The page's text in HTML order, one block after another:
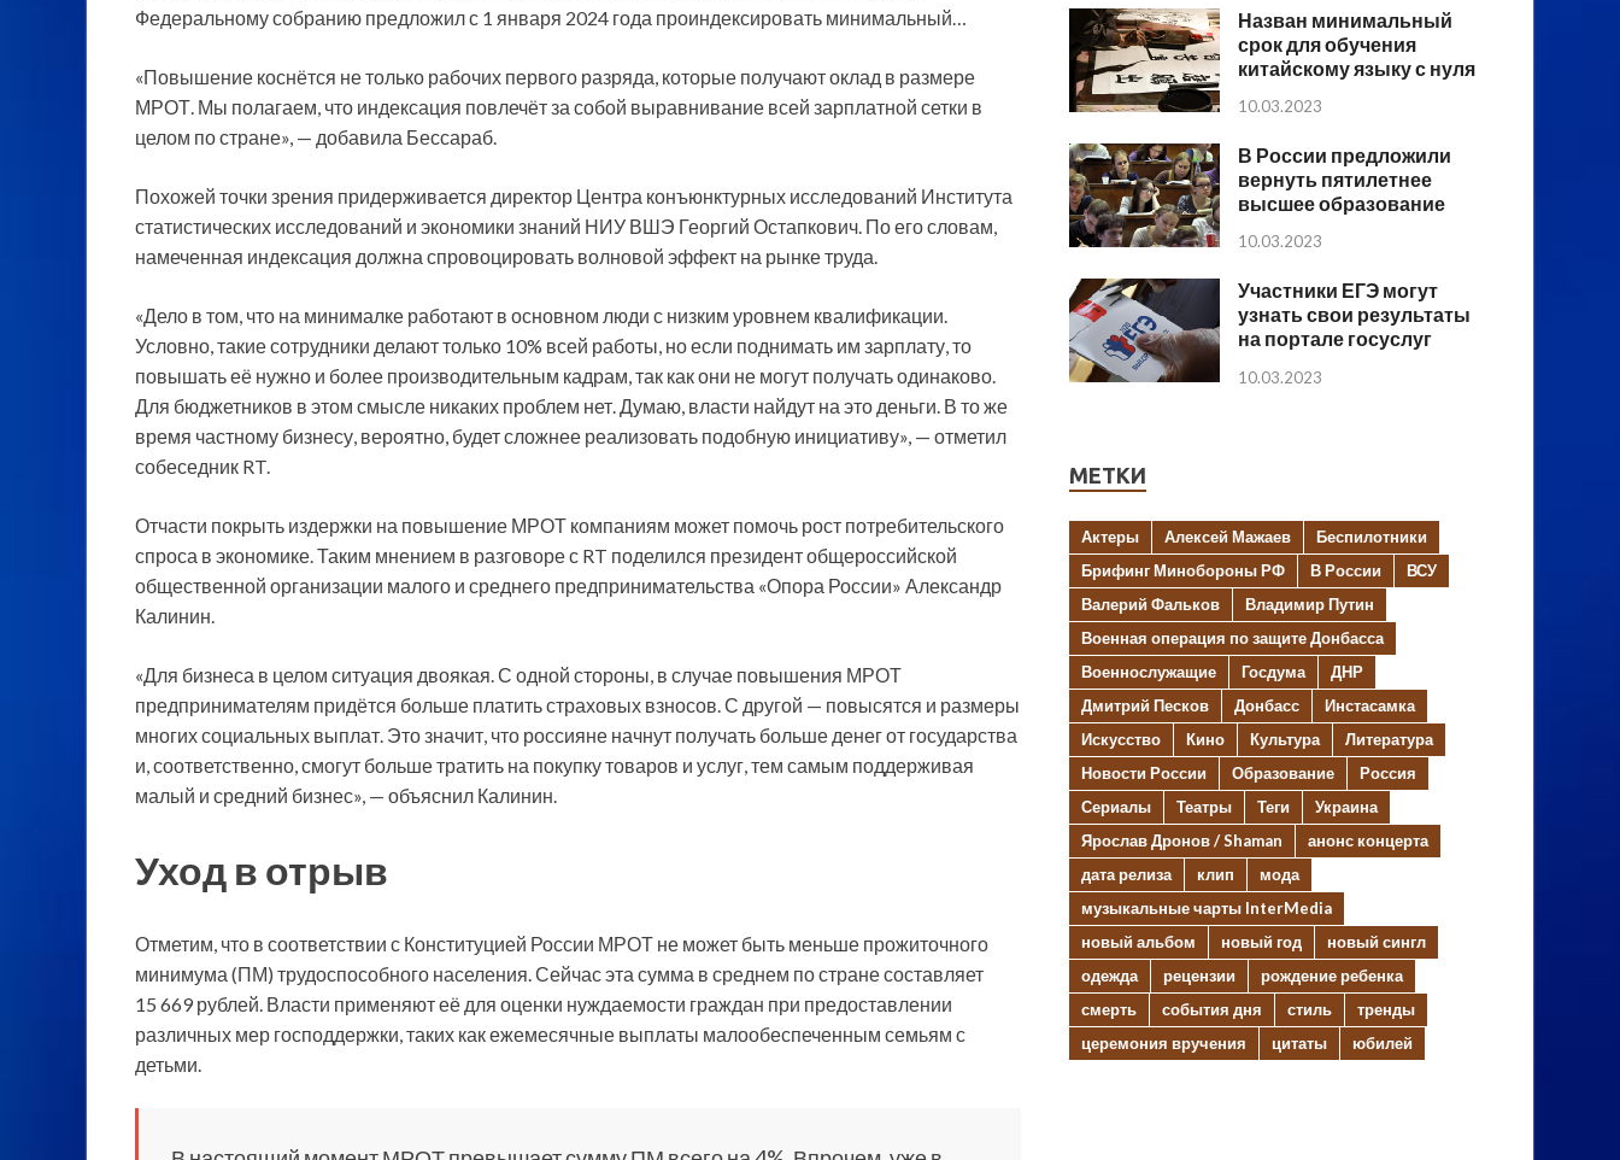
Федеральному собранию предложил с 1 января 2024 года проиндексировать минимальный…
«Повышение коснётся не только рабочих первого разряда, которые получают оклад в размере
МРОТ. Мы полагаем, что индексация повлечёт за собой выравнивание всей зарплатной сетки в
целом по стране», — добавила Бессараб.
Похожей точки зрения придерживается директор Центра конъюнктурных исследований Института
статистических исследований и экономики знаний НИУ ВШЭ Георгий Остапкович. По его словам,
намеченная индексация должна спровоцировать волновой эффект на рынке труда.
«Дело в том, что на минималке работают в основном люди с низким уровнем квалификации.
Условно, такие сотрудники делают только 10% всей работы, но если поднимать им зарплату, то
повышать её нужно и более производительным кадрам, так как они не могут получать одинаково.
Для бюджетников в этом смысле никаких проблем нет. Думаю, власти найдут на это деньги. В то же
время частному бизнесу, вероятно, будет сложнее реализовать подобную инициативу», — отметил
собеседник RT.
Отчасти покрыть издержки на повышение МРОТ компаниям может помочь рост потребительского
спроса в экономике. Таким мнением в разговоре с RT поделился президент общероссийской
общественной организации малого и среднего предпринимательства «Опора России» Александр
Калинин.
«Для бизнеса в целом ситуация двоякая. С одной стороны, в случае повышения МРОТ
предпринимателям придётся больше платить страховых взносов. С другой — повысятся и размеры
многих социальных выплат. Это значит, что россияне начнут получать больше денег от государства
и, соответственно, смогут больше тратить на покупку товаров и услуг, тем самым поддерживая
малый и средний бизнес», — объяснил Калинин.
Уход в отрыв
Отметим, что в соответствии с Конституцией России МРОТ не может быть меньше прожиточного
минимума (ПМ) трудоспособного населения. Сейчас эта сумма в среднем по стране составляет
15 669 рублей. Власти применяют её для оценки нуждаемости граждан при предоставлении
различных мер господдержки, таких как ежемесячные выплаты малообеспеченным семьям с
детьми.
Назван минимальный
срок для обучения
китайскому языку с нуля
10.03.2023
В России предложили
вернуть пятилетнее
высшее образование
10.03.2023
Участники ЕГЭ могут
узнать свои результаты
на портале госуслуг
10.03.2023
МЕТКИ
Актеры Алексей Мажаев
Беспилотники
Брифинг Минобороны РФ
В России
ВСУ
Валерий Фальков
Владимир Путин
Военная операция по защите Донбасса
Военнослужащие
Госдума
ДНР
Дмитрий Песков
Донбасс
Инстасамка
Искусство
Кино Культура
Литература
Новости России
Образование
Россия
Сериалы
Театры Теги
Украина
Ярослав Дронов / Shaman
анонс концерта
дата релиза
клип
мода
музыкальные чарты InterMedia
новый альбом
новый год
новый сингл
одежда
рецензии
рождение ребенка
смерть
события дня стиль
тренды
церемония вручения
цитаты юбилей